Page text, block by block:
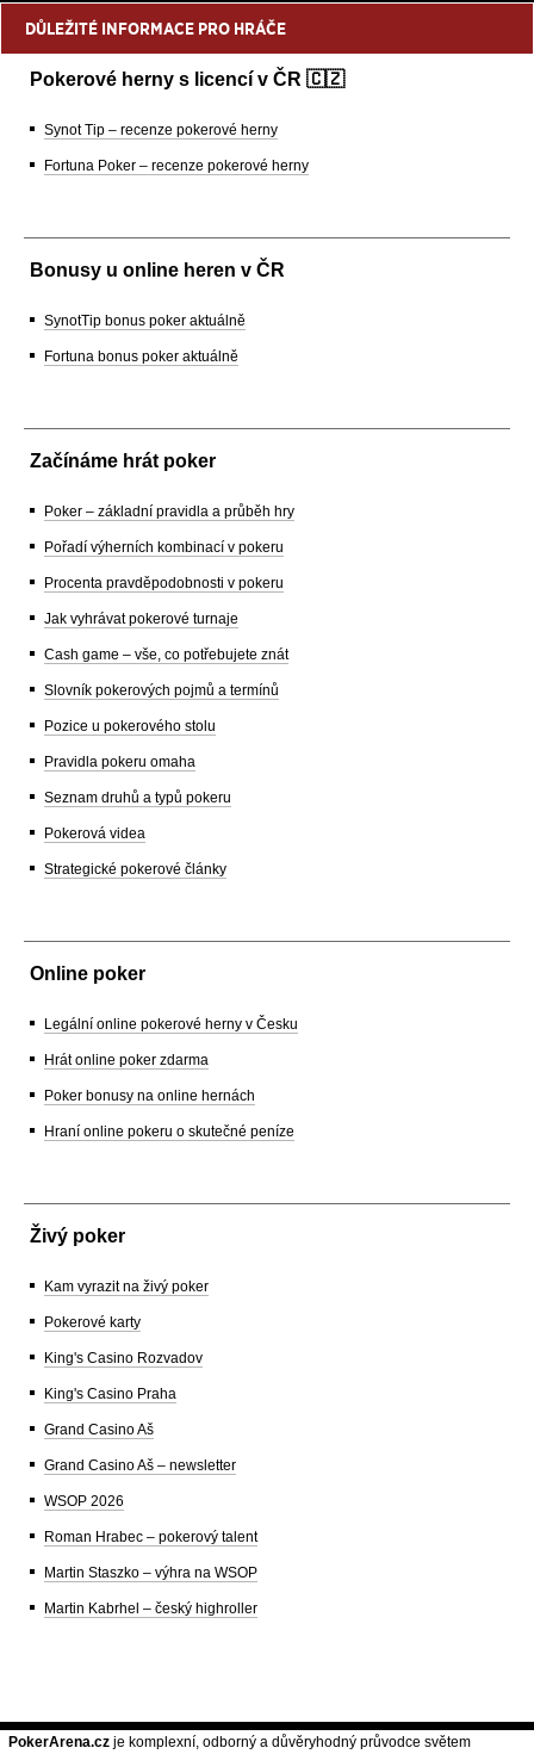
DŮLEŽITÉ INFORMACE PRO HRÁČE
Pokerové herny s licencí v ČR 🇨🇿
Synot Tip – recenze pokerové herny
Fortuna Poker – recenze pokerové herny
Bonusy u online heren v ČR
SynotTip bonus poker aktuálně
Fortuna bonus poker aktuálně
Začínáme hrát poker
Poker – základní pravidla a průběh hry
Pořadí výherních kombinací v pokeru
Procenta pravděpodobnosti v pokeru
Jak vyhrávat pokerové turnaje
Cash game – vše, co potřebujete znát
Slovník pokerových pojmů a termínů
Pozice u pokerového stolu
Pravidla pokeru omaha
Seznam druhů a typů pokeru
Pokerová videa
Strategické pokerové články
Online poker
Legální online pokerové herny v Česku
Hrát online poker zdarma
Poker bonusy na online hernách
Hraní online pokeru o skutečné peníze
Živý poker
Kam vyrazit na živý poker
Pokerové karty
King's Casino Rozvadov
King's Casino Praha
Grand Casino Aš
Grand Casino Aš – newsletter
WSOP 2026
Roman Hrabec – pokerový talent
Martin Staszko – výhra na WSOP
Martin Kabrhel – český highroller
PokerArena.cz je komplexní, odborný a důvěryhodný průvodce světem